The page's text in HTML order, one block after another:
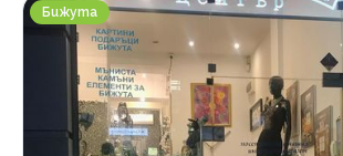
Арт Хоби Shine M
Бижута